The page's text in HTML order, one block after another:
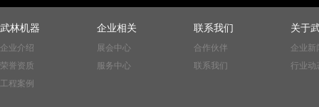
武林机器
企业介绍
荣誉资质
工程案例
企业相关
展会中心
服务中心
联系我们
合作伙伴
联系我们
关于
企业新
行业动